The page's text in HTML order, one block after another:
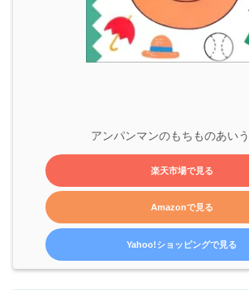
アンパンマンのもちものあい
楽天市場で見る
Amazonで見る
Yahoo!ショッピングで見る